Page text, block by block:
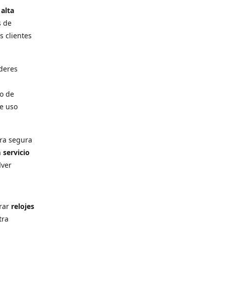
de
clientes
de
uso
segura
servicio
relojes